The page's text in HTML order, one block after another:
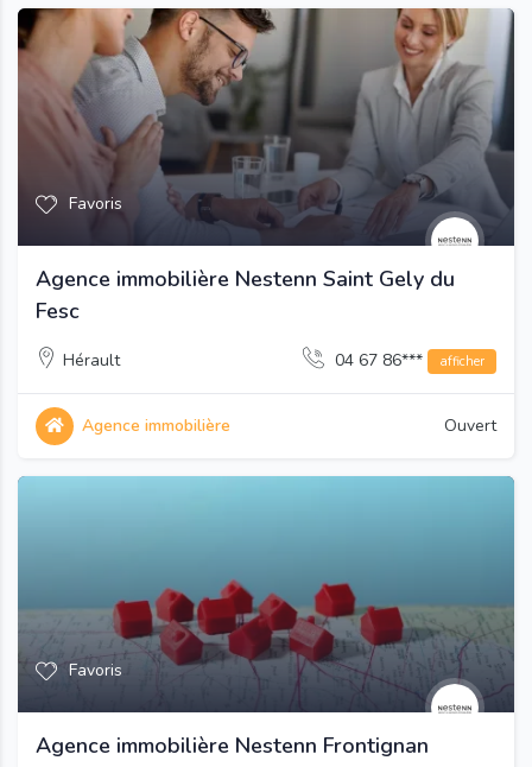
Favoris
Agence immobilière Nestenn Saint Gely du
Fesc
Hérault 04 67 86*** afficher
Agence immobilière Ouvert
Favoris
Agence immobilière Nestenn Frontignan